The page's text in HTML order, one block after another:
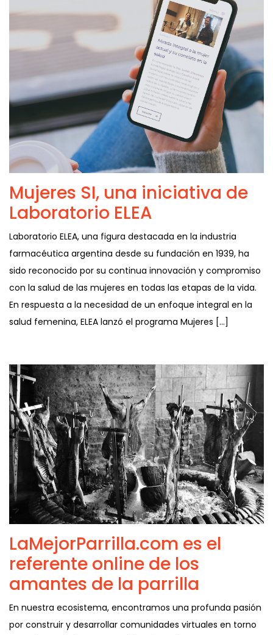
Mujeres SI, una iniciativa de
Laboratorio ELEA
Laboratorio ELEA, una figura destacada en la industria
farmacéutica argentina desde su fundación en 1939, ha
sido reconocido por su continua innovación y compromiso
con la salud de las mujeres en todas las etapas de la vida.
En respuesta a la necesidad de un enfoque integral en la
salud femenina, ELEA lanzó el programa Mujeres […]
LaMejorParrilla.com es el
referente online de los
amantes de la parrilla
En nuestra ecosistema, encontramos una profunda pasión
por construir y desarrollar comunidades virtuales en torno